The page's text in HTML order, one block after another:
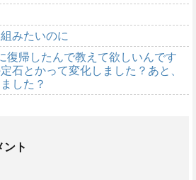
みたいのに
復帰したんで教えて欲しいんです
石とかって変化しました？あと、
した？
ント